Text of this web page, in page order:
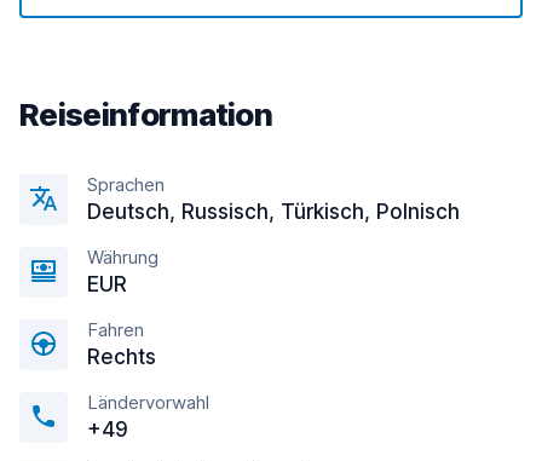
Reiseinformation
Sprachen
Deutsch, Russisch, Türkisch, Polnisch
Währung
EUR
Fahren
Rechts
Ländervorwahl
+49